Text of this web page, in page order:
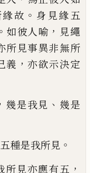
緣故 。 身見緣五
。 如彼人喻 ， 見繩
所見事異非無所
義 ，亦欲示決定
幾是我見 、 幾是
種是我所見 。
所見亦應有五 ，